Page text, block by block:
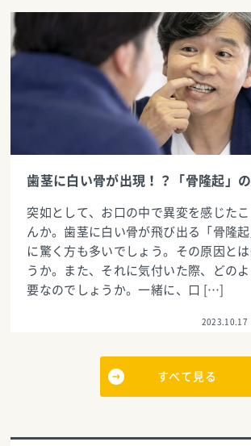
歯茎に白い骨が出現！？「骨隆起」
突如として、お口の中で異変を感じた
んか。歯茎に白い骨が飛び出る「骨隆
に驚く方も多いでしょう。その原因と
うか。また、それに気付いた際、どの
要なのでしょうか。一緒に、口 […]
2023.10.17
すべて見る